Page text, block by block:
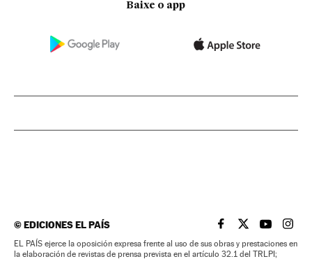
Baixe o app
©EDICIONES EL PAÍS EL PAÍS BRASIL EN
EL PAÍSEL PAÍS
EL
EL PAÍS ejerce la oposición expresa frente al uso de sus obras y prestaciones en
la elaboración de revistas de prensa prevista en el artículo 32.1 del TRLPI;